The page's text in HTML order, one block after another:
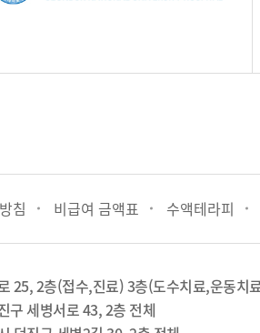
침 비급여 금액표 수액테라피
25, 2층(접수,진료) 3층(도수치료,운동치
구 세병서로 43, 2층 전체